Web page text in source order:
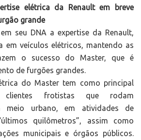
elétrica da Renault em breve
grande
seu DNA a expertise da Renault,
em veículos elétricos, mantendo as
o sucesso do Master, que é
de furgões grandes.
do Master tem como principal
clientes frotistas que rodam
meio urbano, em atividades de
quilômetros”, assim como
municipais e órgãos públicos.